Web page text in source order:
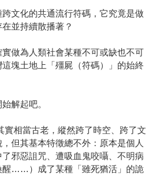
文化的共通流行符碼，它究竟是做
並持續散播著？
做為人類社會某種不可或缺也不可
塊土地上「殭屍（符碼）」的始終
解起吧。
實相當古老，縱然跨了時空、跨了文
但其基本特徵總不外：原本是個人
邪惡詛咒、遭吸血鬼咬囁、不明病
醒……）成了某種「雖死猶活」的詭